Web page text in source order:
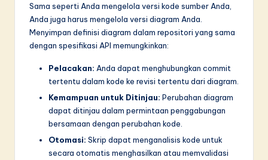
Sama seperti Anda mengelola versi kode sumber Anda,
Anda juga harus mengelola versi diagram Anda.
Menyimpan definisi diagram dalam repositori yang sama
dengan spesifikasi API memungkinkan:
Pelacakan: Anda dapat menghubungkan commit
tertentu dalam kode ke revisi tertentu dari diagram.
Kemampuan untuk Ditinjau: Perubahan diagram
dapat ditinjau dalam permintaan penggabungan
bersamaan dengan perubahan kode.
Otomasi: Skrip dapat menganalisis kode untuk
secara otomatis menghasilkan atau memvalidasi